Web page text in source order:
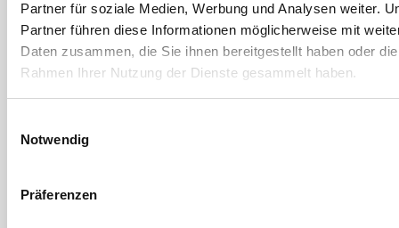
Partner für soziale Medien, Werbung und Analysen weiter.
Partner führen diese Informationen möglicherweise mit
Daten zusammen, die Sie ihnen bereitgestellt haben oder
Rahmen Ihrer Nutzung der Dienste gesammelt haben.
Notwendig
Präferenzen
Schiebetürmuschel 42